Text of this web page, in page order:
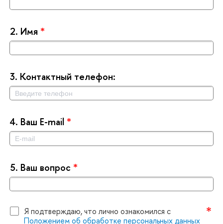
2. Имя *
3. Контактный телефон:
4. аш E-mail *
5. аш вопрос *
Я подтверждаю, что лично ознакомился с
Положением об обработке персональных данных